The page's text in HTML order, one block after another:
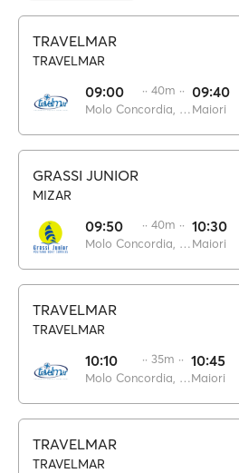
TRAVELMAR
TRAVELMAR
09:00
Molo Concordia, Salerno
·· 40m ·· 09:40
Maiori
GRASSI JUNIOR
MIZAR
09:50
Molo Concordia, Salerno
·· 40m ·· 10:30
Maiori
TRAVELMAR
TRAVELMAR
10:10
Molo Concordia, Salerno
·· 35m ·· 10:45
Maiori
TRAVELMAR
TRAVELMAR